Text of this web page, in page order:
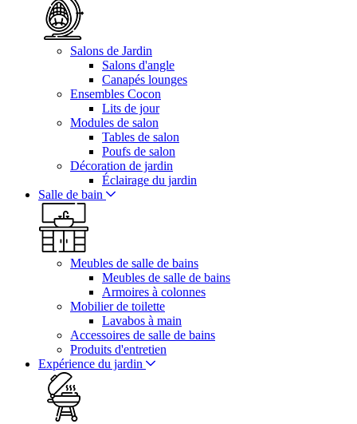
Salons de Jardin
Salons d'angle
Canapés lounges
Ensembles Cocon
Lits de jour
Modules de salon
Tables de salon
Poufs de salon
Décoration de jardin
Éclairage du jardin
Salle de bain
Meubles de salle de bains
Meubles de salle de bains
Armoires à colonnes
Mobilier de toilette
Lavabos à main
Accessoires de salle de bains
Produits d'entretien
Expérience du jardin